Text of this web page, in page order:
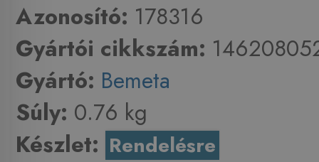
Azonosító: 178316
Gyártói cikkszám:
Gyártó: Bemeta
Súly: 0.76 kg
Készlet: Rendelésre